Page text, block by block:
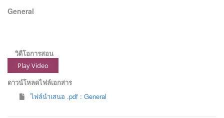
General
วิดีโอการสอน
Play Video
ดาวน์โหลดไฟล์เอกสาร
ไฟล์นำเสนอ .pdf : General